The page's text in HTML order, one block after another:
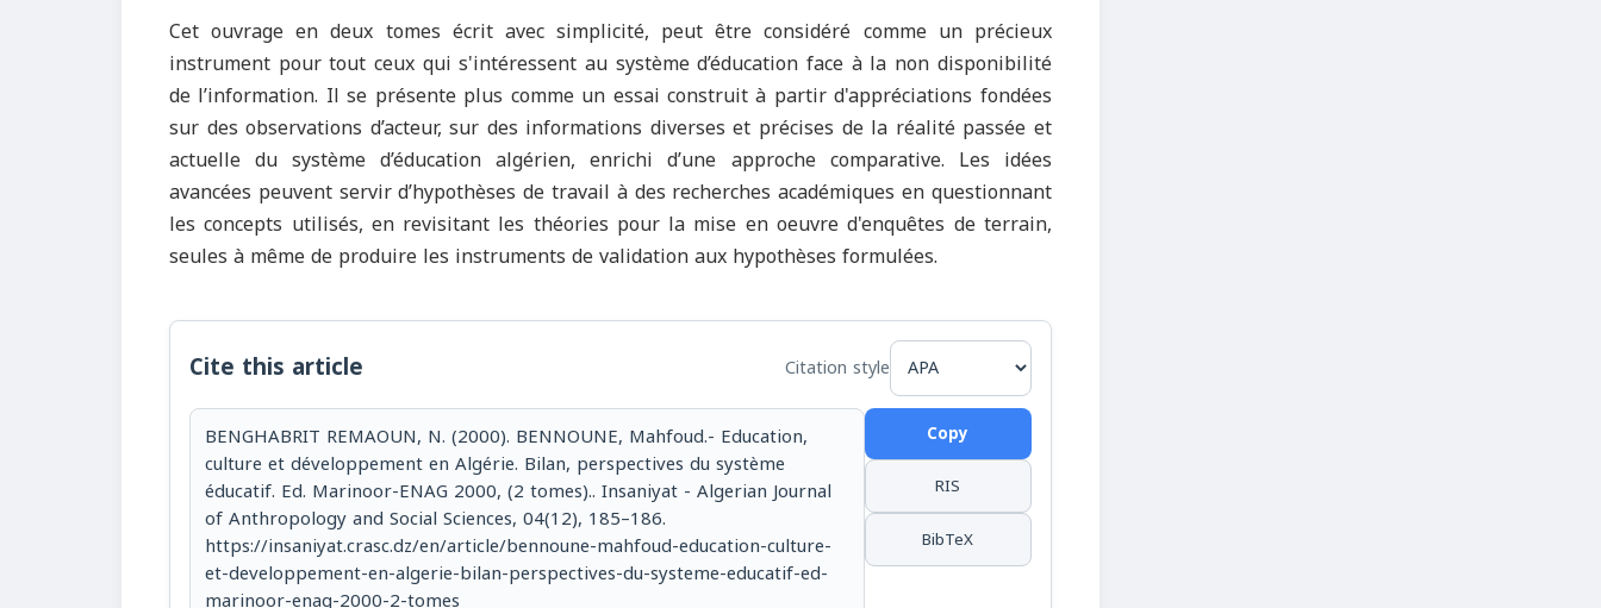
Cet ouvrage en deux tomes écrit avec simplicité, peut être considéré comme un précieux
instrument pour tout ceux qui s'intéressent au système d’éducation face à la non disponibilité
de l’information. Il se présente plus comme un essai construit à partir d'appréciations fondées
sur des observations d’acteur, sur des informations diverses et précises de la réalité passée et
actuelle du système d’éducation algérien, enrichi d’une approche comparative. Les idées
avancées peuvent servir d’hypothèses de travail à des recherches académiques en questionnant
les concepts utilisés, en revisitant les théories pour la mise en oeuvre d'enquêtes de terrain,
seules à même de produire les instruments de validation aux hypothèses formulées.
Cite this article Citation style
BENGHABRIT REMAOUN, N. (2000). BENNOUNE, Mahfoud.- Education,
culture et développement en Algérie. Bilan, perspectives du système
éducatif. Ed. Marinoor-ENAG 2000, (2 tomes).. Insaniyat - Algerian Journal
of Anthropology and Social Sciences, 04(12), 185–186.
https://insaniyat.crasc.dz/en/article/bennoune-mahfoud-education-culture-
et-developpement-en-algerie-bilan-perspectives-du-systeme-educatif-ed-
marinoor-enag-2000-2-tomes
Copy
RIS
BibTeX